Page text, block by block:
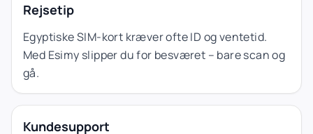
Rejsetip
Egyptiske SIM-kort kræver ofte ID og ventetid.
Med Esimy slipper du for besværet – bare scan og
gå.
Kundesupport